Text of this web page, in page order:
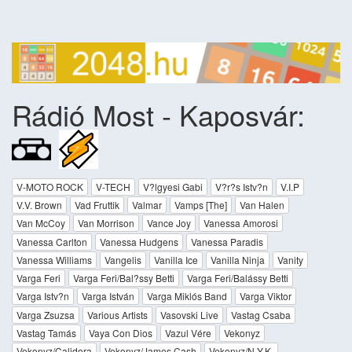
Rádió Most - Kaposvár:
V-MOTO ROCK V-TECH V?lgyesi Gabi V?r?s Istv?n
V.I.P
V.V. Brown
Vad Fruttik Valmar Vamps [The]
Van Halen
Van McCoy
Van Morrison Vance Joy
Vanessa Amorosi
Vanessa Carlton
Vanessa Hudgens
Vanessa Paradis
Vanessa Williams
Vangelis Vanilla Ice Vanilla Ninja
Vanity
Varga Feri
Varga Feri/Bal?ssy Betti
Varga Feri/Balássy Betti
Varga Istv?n
Varga István Varga Miklós Band
Varga Viktor
Varga Zsuzsa
Various Artists Vasovski Live
Vastag Csaba
Vastag Tamás
Vaya Con Dios Vazul Vére
Vekonyz